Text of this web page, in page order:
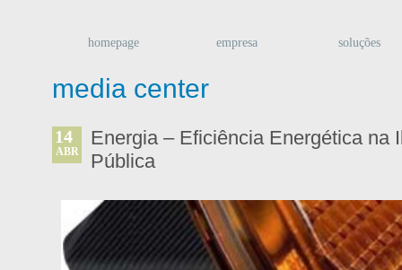
homepage empresa soluções
media center
14
ABR
Energia – Eficiência Energética na
Pública